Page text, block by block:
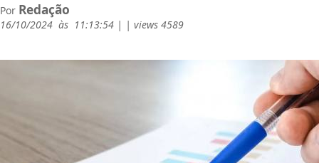
Por Redação
16/10/2024 às 11:13:54 | | views 4589